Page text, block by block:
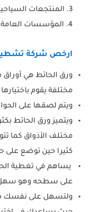
المنتجعات
المؤسسات العامة
ارخص شركة
ورق الحائط هي
مختلفة يقوم
ويتم لصقها على
ويتميز ورق الحائط
مختلف الأذواق كما
كثيرا حين توضع على
يساهم في تغطية
على سطحه وهو سهل
ولتسهل على نفسك